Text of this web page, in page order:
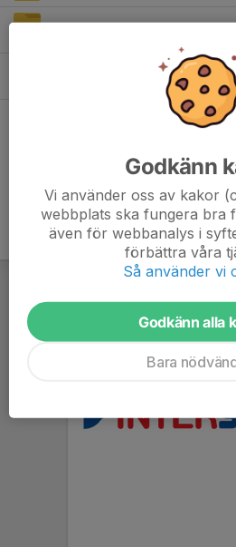
Godkänn
Vi använder oss av kakor
webbplats ska fungera bra
även för webbanalys i
förbättra våra
Så använder vi
Godkänn alla
Bara